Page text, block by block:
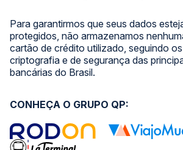
Para garantirmos que seus dados
protegidos, não armazenamos
cartão de crédito utilizado, seguindo
criptografia e de segurança das
bancárias do Brasil.
CONHEÇA O GRUPO QP: